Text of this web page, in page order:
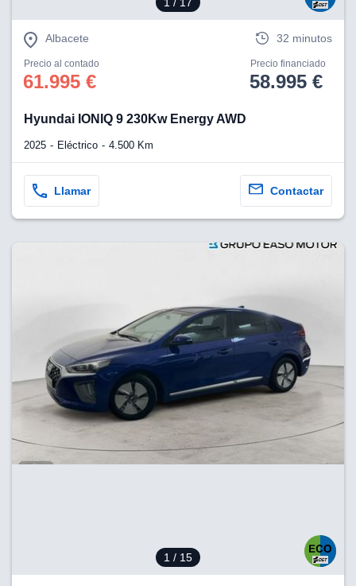
Albacete 32 minutos
Precio al contado
61.995 €
Precio financiado
58.995 €
Hyundai IONIQ 9 230Kw Energy AWD
2025 Eléctrico 4.500 Km
Llamar Contactar
1 / 15